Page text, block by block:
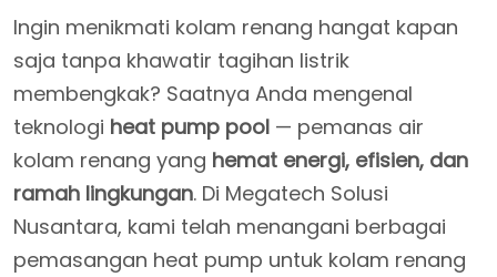
Ingin menikmati kolam renang hangat kapan
saja tanpa khawatir tagihan listrik
membengkak? Saatnya Anda mengenal
teknologi heat pump pool — pemanas air
kolam renang yang hemat energi, efisien, dan
ramah lingkungan. Di Megatech Solusi
Nusantara, kami telah menangani berbagai
pemasangan heat pump untuk kolam renang